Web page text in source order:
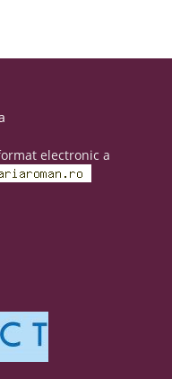
electronic a